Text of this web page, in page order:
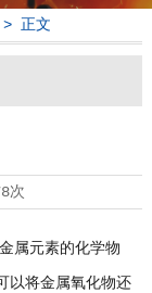
> 正文
次
属元素的化学物
以将金属氧化物还